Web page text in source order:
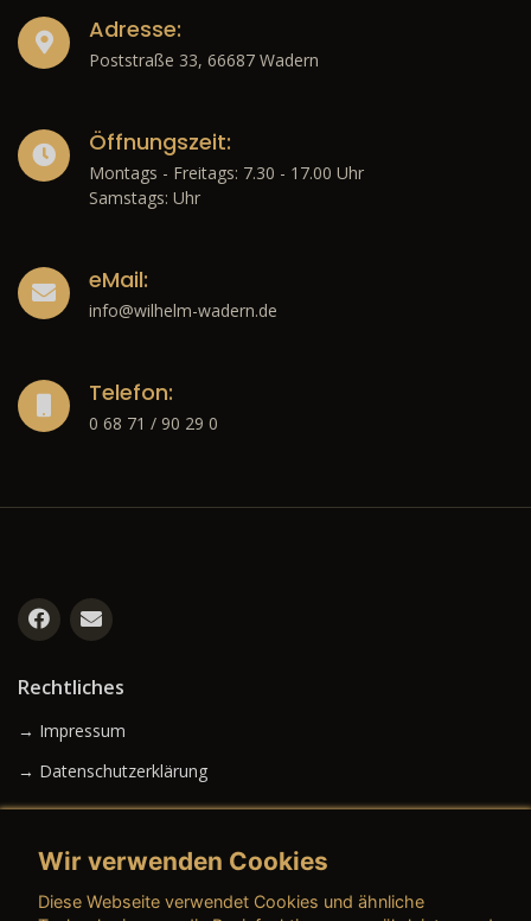
Adresse:
Poststraße 33, 66687 Wadern
Öffnungszeit:
Montags - Freitags: 7.30 - 17.00 Uhr
Samstags: Uhr
eMail:
info@wilhelm-wadern.de
Telefon:
0 68 71 / 90 29 0
Rechtliches
→ Impressum
→ Datenschutzerklärung
Wir verwenden Cookies
Diese Webseite verwendet Cookies und ähnliche